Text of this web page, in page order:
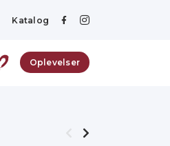
Katalog
Oplevelser